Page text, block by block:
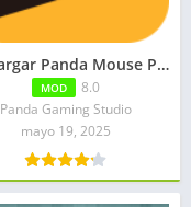
Descargar Panda Mouse Pro APK Mediafire
MOD
8.0
Panda Gaming Studio
mayo 19, 2025